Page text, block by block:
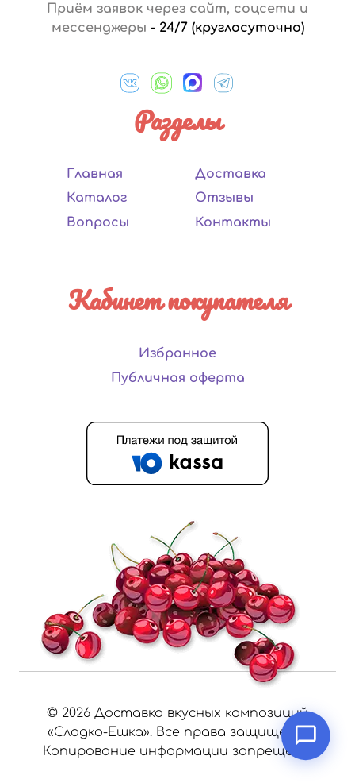
Приём заявок через сайт, соцсети и
мессенджеры - 24/7 (круглосуточно)
Разделы
Главная
Каталог
Вопросы
Доставка
Отзывы
Контакты
Кабинет покупателя
Избранное
Публичная оферта
© 2026 Доставка вкусных композиций
«Сладко-Ешка». Все права защищены.
Копирование информации запрещено.